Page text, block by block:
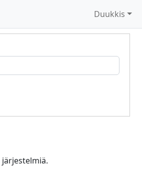
Duukkis